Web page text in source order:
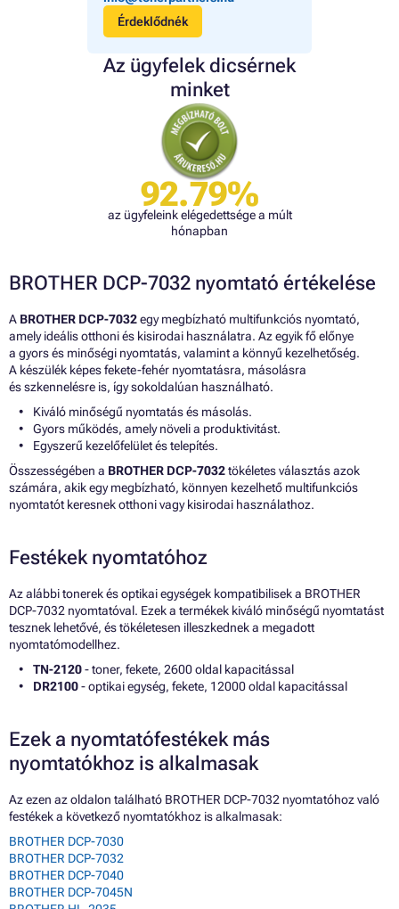
Érdeklődnék
Az ügyfelek dicsérnek
minket
92.79%
az ügyfeleink elégedettsége a múlt
hónapban
BROTHER DCP-7032 nyomtató értékelése
A BROTHER DCP-7032egy megbízható multifunkciós nyomtató,
amely ideális otthoni és kisirodai használatra. Az egyik fő előnye
a gyors és minőségi nyomtatás, valamint a könnyű kezelhetőség.
A készülék képes fekete-fehér nyomtatásra, másolásra
és szkennelésre is, így sokoldalúan használható.
Kiváló minőségű nyomtatás és másolás.
Gyors működés, amely növeli a produktivitást.
Egyszerű kezelőfelület és telepítés.
Összességében a BROTHER DCP-7032tökéletes választás azok
számára, akik egy megbízható, könnyen kezelhető multifunkciós
nyomtatót keresnek otthoni vagy kisirodai használathoz.
Festékek nyomtatóhoz
Az alábbi tonerek és optikai egységek kompatibilisek a BROTHER
DCP-7032 nyomtatóval. Ezek a termékek kiváló minőségű nyomtatást
tesznek lehetővé, és tökéletesen illeszkednek a megadott
nyomtatómodellhez.
TN-2120- toner, fekete, 2600 oldal kapacitással
DR2100- optikai egység, fekete, 12000 oldal kapacitással
Ezek a nyomtatófestékek más
nyomtatókhoz is alkalmasak
Az ezen az oldalon található BROTHER DCP-7032 nyomtatóhoz való
festékek a következő nyomtatókhoz is alkalmasak:
BROTHER DCP-7030
BROTHER DCP-7032
BROTHER DCP-7040
BROTHER DCP-7045N